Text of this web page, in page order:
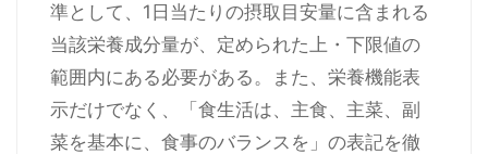
準として、1日当たりの摂取目安量に含まれる
当該栄養成分量が、定められた上・下限値の
範囲内にある必要がある。また、栄養機能表
示だけでなく、「食生活は、主食、主菜、副
菜を基本に、食事のバランスを」の表記を徹